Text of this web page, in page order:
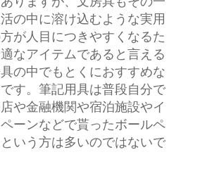
の中に溶け込むような実用
が人目につきやすくなるた
なアイテムであると言える
の中でもとくにおすすめな
す。筆記用具は普段自分で
や金融機関や宿泊施設やイ
ーンなどで貰ったボールペ
いう方は多いのではないで